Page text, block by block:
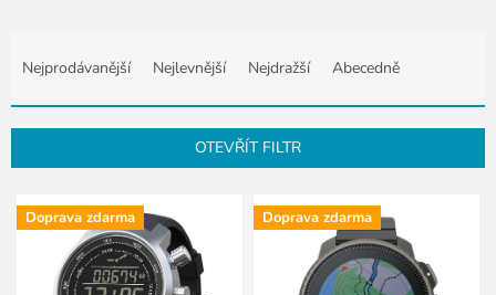
e
n
í
r
o
Nejprodávanější Nejlevnější Nejdražší Abecedně
OTEVŘÍT FILTR
V
ý Doprava zdarma Doprava zdarma